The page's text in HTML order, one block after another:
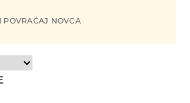
POVRAĆAJ NOVCA